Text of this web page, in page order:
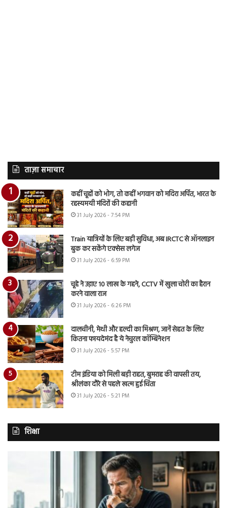
ताज़ा समाचार
कहीं चूहों को भोग, तो कहीं भगवान को मदिरा अर्पित, भारत के
रहस्यमयी मंदिरों की कहानी
31 July 2026 - 7:54 PM
Train यात्रियों के लिए बड़ी सुविधा, अब IRCTC से ऑनलाइन
बुक कर सकेंगे एक्सेस लगेज
31 July 2026 - 6:59 PM
चूहे ने उड़ाए 10 लाख के गहने, CCTV में खुला चोरी का हैरान
करने वाला राज
31 July 2026 - 6:26 PM
दालचीनी, मेथी और हल्दी का मिश्रण, जानें सेहत के लिए
कितना फायदेमंद है ये नेचुरल कॉम्बिनेशन
31 July 2026 - 5:57 PM
टीम इंडिया को मिली बड़ी राहत, बुमराह की वापसी तय,
श्रीलंका दौरे से पहले खत्म हुई चिंता
31 July 2026 - 5:21 PM
शिक्षा